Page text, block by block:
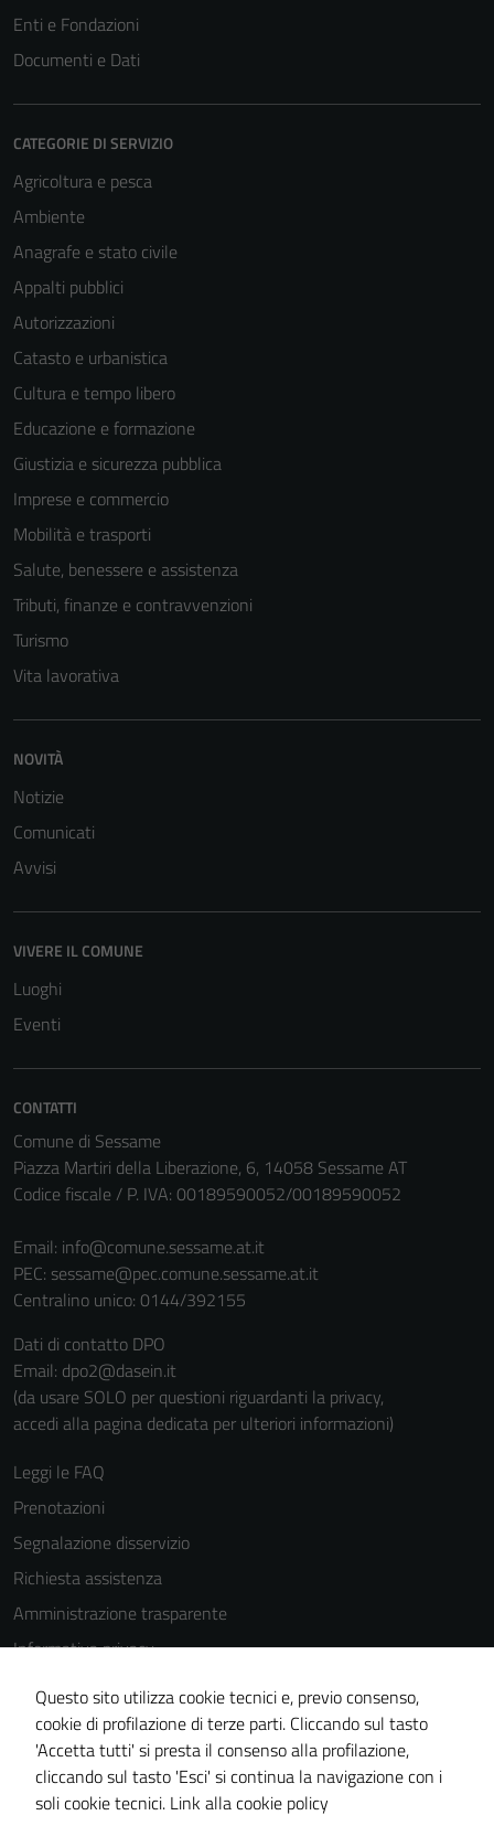
Enti e Fondazioni
Documenti e Dati
CATEGORIE DI SERVIZIO
Agricoltura e pesca
Ambiente
Anagrafe e stato civile
Appalti pubblici
Autorizzazioni
Catasto e urbanistica
Cultura e tempo libero
Educazione e formazione
Giustizia e sicurezza pubblica
Imprese e commercio
Mobilità e trasporti
Salute, benessere e assistenza
Tributi, finanze e contravvenzioni
Turismo
Vita lavorativa
NOVITÀ
Notizie
Comunicati
Avvisi
VIVERE IL COMUNE
Luoghi
Eventi
CONTATTI
Comune di Sessame
Piazza Martiri della Liberazione, 6, 14058 Sessame AT
Codice fiscale / P. IVA: 00189590052/00189590052
Email: info@comune.sessame.at.it
PEC: sessame@pec.comune.sessame.at.it
Centralino unico: 0144/392155
Dati di contatto DPO
Email: dpo2@dasein.it
(da usare SOLO per questioni riguardanti la privacy,
accedi alla pagina dedicata per ulteriori informazioni)
Leggi le FAQ
Prenotazioni
Segnalazione disservizio
Richiesta assistenza
Amministrazione trasparente
Informativa privacy
Cookie Policy
Note legali
Dichiarazione di accessibilità
Piano di miglioramento del sito
Questo sito utilizza cookie tecnici e, previo consenso,
cookie di profilazione di terze parti. Cliccando sul tasto
'Accetta tutti' si presta il consenso alla profilazione,
cliccando sul tasto 'Esci' si continua la navigazione con i
soli cookie tecnici. Link alla cookie policy
Questi cookie